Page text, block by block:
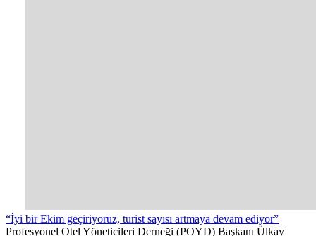
“İyi bir Ekim geçiriyoruz, turist sayısı artmaya devam ediyor”
Profesyonel Otel Yöneticileri Derneği (POYD) Başkanı Ülkay